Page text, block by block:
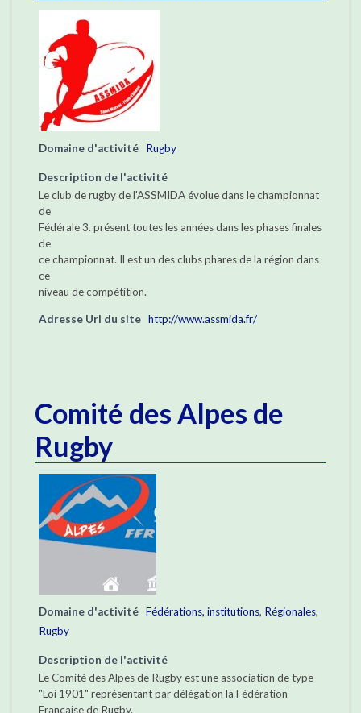
Domaine d'activité Rugby
Description de l'activité
Le club de rugby de l'ASSMIDA évolue dans le championnat
de
Fédérale 3. présent toutes les années dans les phases finales
de
ce championnat. Il est un des clubs phares de la région dans
ce
niveau de compétition.
Adresse Url du site http://www.assmida.fr/
Comité des Alpes de
Rugby
Domaine d'activité Fédérations, institutions, Régionales,
Rugby
Description de l'activité
Le Comité des Alpes de Rugby est une association de type
"Loi 1901" représentant par délégation la Fédération
Française de Rugby.